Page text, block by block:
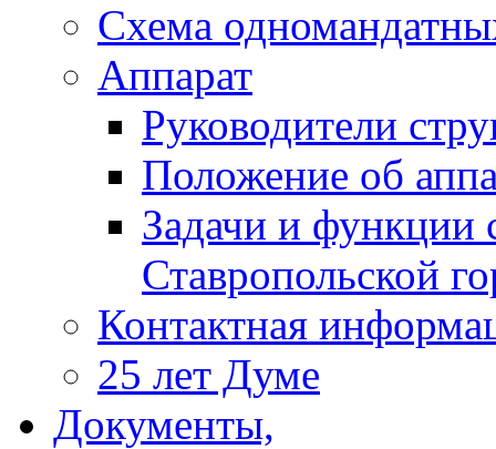
Схема
Аппарат
Руководители
Положение об
Задачи и функции
Ставропольской
Контактная
25 лет Думе
Документы,